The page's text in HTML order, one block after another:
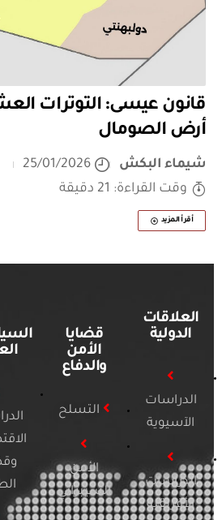
قانون عيسى: التوترات
أرض الصومال
شيماء البكش
25/01/2026
وقت القراءة: 21 دقيقة
أقرأ المزيد
العلاقات
الدولية
الدراسات
الآسيوية
الدراسات
الأفريقية
قضايا
الأمن
والدفاع
التسلح
الأمن
السيبراني